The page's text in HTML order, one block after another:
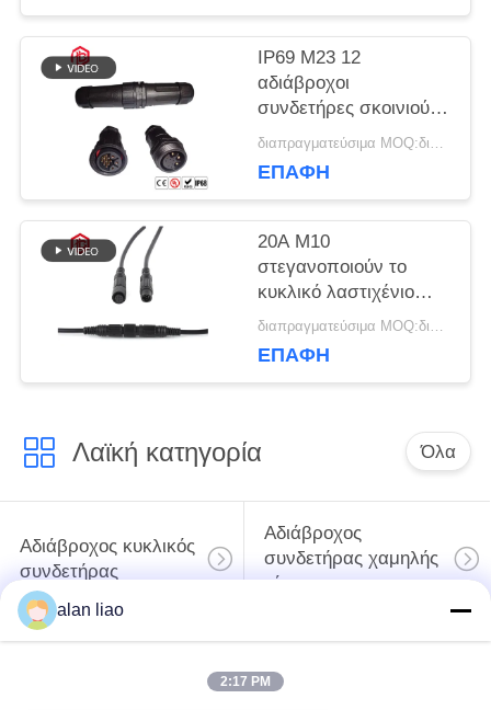
IP69 M23 12
αδιάβροχοι
συνδετήρες σκοινιού
επέκτασης
καρφιτσών
διαπραγματεύσιμα MOQ:διαπραγματεύσιμος
ΕΠΑΦΉ
20A M10
στεγανοποιούν το
κυκλικό λαστιχένιο
νάυλον PVC
γυναίκας
διαπραγματεύσιμα MOQ:διαπραγματεύσιμος
ΕΠΑΦΉ
Λαϊκή κατηγορία Όλα
Αδιάβροχος κυκλικός
συνδετήρας
Αδιάβροχος
συνδετήρας χαμηλής
τάσης
λαμπτήρων
alan liao
2:17 PM